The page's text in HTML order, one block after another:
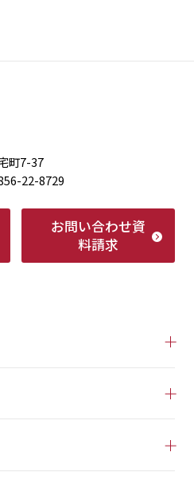
町7-37
22-8729
お問い合わせ資
料請求